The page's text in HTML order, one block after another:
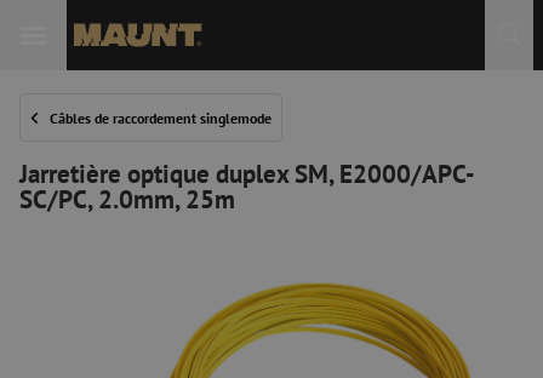
Câbles de raccordement singlemode
Jarretière optique duplex SM, E2000/APC-
SC/PC, 2.0mm, 25m